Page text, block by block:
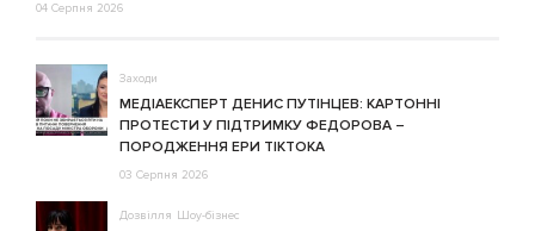
04 Серпня 2026
Заходи
МЕДІАЕКСПЕРТ ДЕНИС ПУТІНЦЕВ: КАРТОННІ
ПРОТЕСТИ У ПІДТРИМКУ ФЕДОРОВА –
ПОРОДЖЕННЯ ЕРИ ТІКТОКА
03 Серпня 2026
Дозвілля Шоу-бізнес